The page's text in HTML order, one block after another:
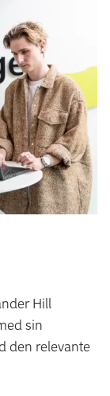
Hill
sin
den relevante